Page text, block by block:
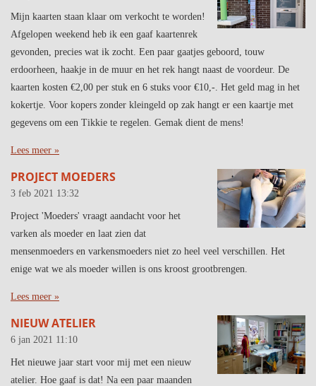
Mijn kaarten staan klaar om verkocht te worden!
Afgelopen weekend heb ik een gaaf kaartenrek
gevonden, precies wat ik zocht. Een paar gaatjes geboord, touw
erdoorheen, haakje in de muur en het rek hangt naast de voordeur. De
kaarten kosten €2,00 per stuk en 6 stuks voor €10,-. Het geld mag in het
kokertje. Voor kopers zonder kleingeld op zak hangt er een kaartje met
gegevens om een Tikkie te regelen. Gemak dient de mens!
Lees meer »
PROJECT MOEDERS
3 feb 2021 13:32
Project 'Moeders' vraagt aandacht voor het
varken als moeder en laat zien dat
mensenmoeders en varkensmoeders niet zo heel veel verschillen. Het
enige wat we als moeder willen is ons kroost grootbrengen.
Lees meer »
NIEUW ATELIER
6 jan 2021 11:10
Het nieuwe jaar start voor mij met een nieuw
atelier. Hoe gaaf is dat! Na een paar maanden